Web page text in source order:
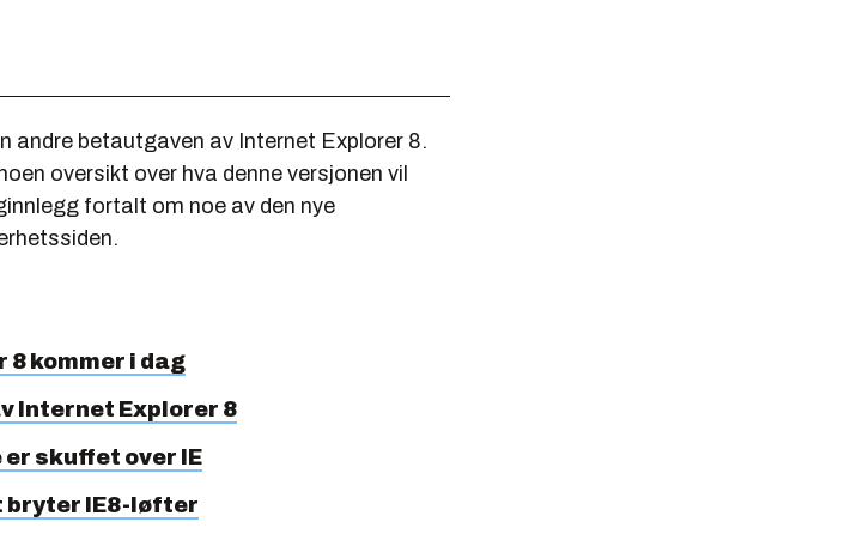
andre betautgaven av Internet Explorer 8.
oversikt over hva denne versjonen vil
fortalt om noe av den nye
8 kommer i dag
Internet Explorer 8
skuffet over IE
bryter IE8-løfter